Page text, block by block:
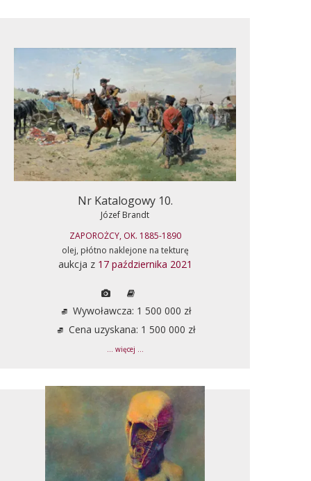
Nr Katalogowy 10.
Józef Brandt
ZAPOROŻCY, OK. 1885-1890
olej, płótno naklejone na tekturę
aukcja z 17 października 2021
Wywoławcza: 1 500 000 zł
Cena uzyskana: 1 500 000 zł
... więcej ...